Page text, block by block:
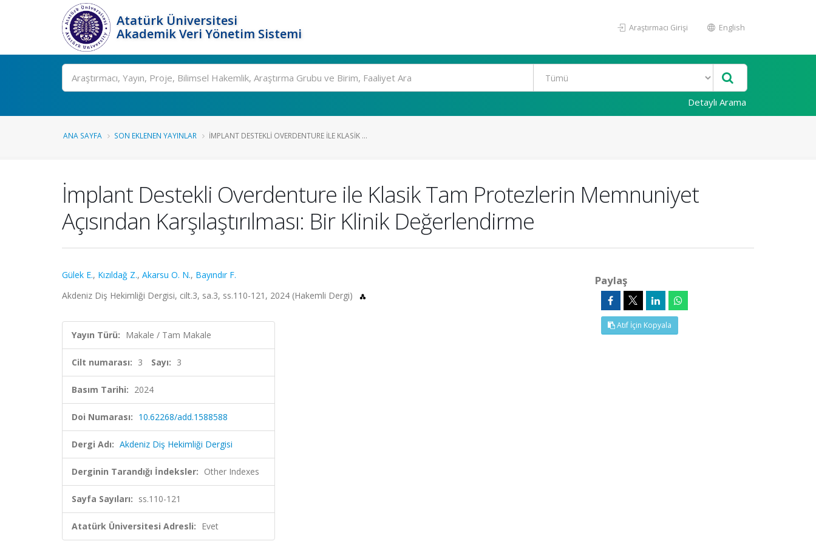
Atatürk Üniversitesi
Akademik Veri Yönetim Sistemi
Araştırmacı Girişi English
Ara
Detaylı Arama
ANA SAYFA SON EKLENEN YAYINLAR İMPLANT DESTEKLI OVERDENTURE ILE KLASIK ...
İmplant Destekli Overdenture ile Klasik Tam Protezlerin Memnuniyet
Açısından Karşılaştırılması: Bir Klinik Değerlendirme
Gülek E., Kızıldağ Z., Akarsu O. N., Bayındır F.
Akdeniz Diş Hekimliği Dergisi, cilt.3, sa.3, ss.110-121, 2024 (Hakemli Dergi)
Yayın Türü: Makale / Tam Makale
Cilt numarası: 3 Sayı: 3
Basım Tarihi: 2024
Doi Numarası: 10.62268/add.1588588
Dergi Adı: Akdeniz Diş Hekimliği Dergisi
Derginin Tarandığı İndeksler: Other Indexes
Sayfa Sayıları: ss.110-121
Atatürk Üniversitesi Adresli: Evet
Paylaş
Atıf İçin Kopyala